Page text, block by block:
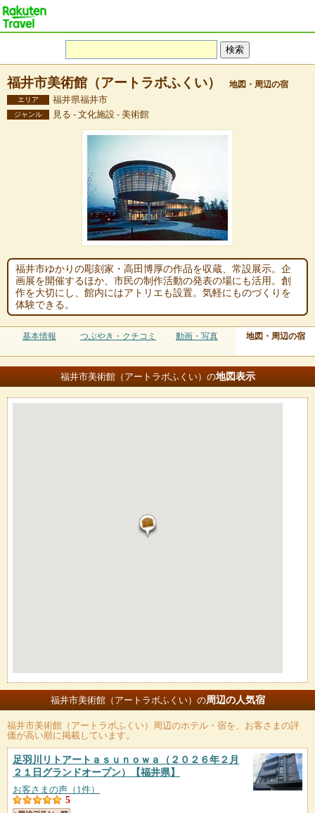
福井市美術館（アートラボふくい） 地図・周辺の宿
エリア 福井県福井市
ジャンル 見る - 文化施設 - 美術館
福井市ゆかりの彫刻家・高田博厚の作品を収蔵、常設展示。企
画展を開催するほか、市民の制作活動の発表の場にも活用。創
作を大切にし、館内にはアトリエも設置。気軽にものづくりを
体験できる。
基本情報 つぶやき・クチコミ 動画・写真 地図・周辺の宿
福井市美術館（アートラボふくい）の地図表示
福井市美術館（アートラボふくい）の周辺の人気宿
福井市美術館（アートラボふくい） 周辺のホテル・宿を、お客さまの評
価が高い順に掲載しています。
足羽川リトアートａｓｕｎｏｗａ（２０２６年２月
２１日グランドオープン）
【福井県】
お客さまの声（1件）
5